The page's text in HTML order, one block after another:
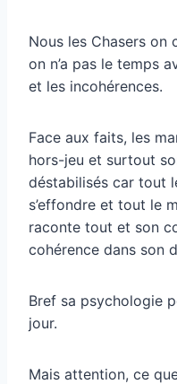
Nous les Chasers on
on n’a pas le temps
et les incohérences.
Face aux faits, les
hors-jeu et surtout
déstabilisés car tout
s’effondre et tout le
raconte tout et son
cohérence dans son
Bref sa psychologie
jour.
Mais attention, ce